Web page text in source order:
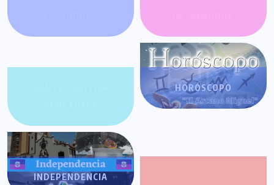
HORÓSCOPO
INDEPENDENCIA